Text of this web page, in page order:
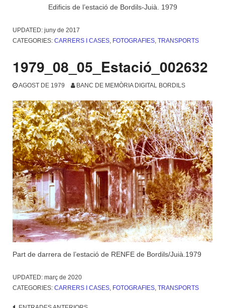
Edificis de l’estació de Bordils-Juià. 1979
UPDATED: juny de 2017
CATEGORIES: CARRERS I CASES FOTOGRAFIES TRANSPORTS
1979_08_05_Estació_002632
AGOST DE 1979 BANC DE MEMÒRIA DIGITAL BORDILS
Part de darrera de l’estació de RENFE de Bordils/Juià.1979
UPDATED: març de 2020
CATEGORIES: CARRERS I CASES, FOTOGRAFIES, TRANSPORTS